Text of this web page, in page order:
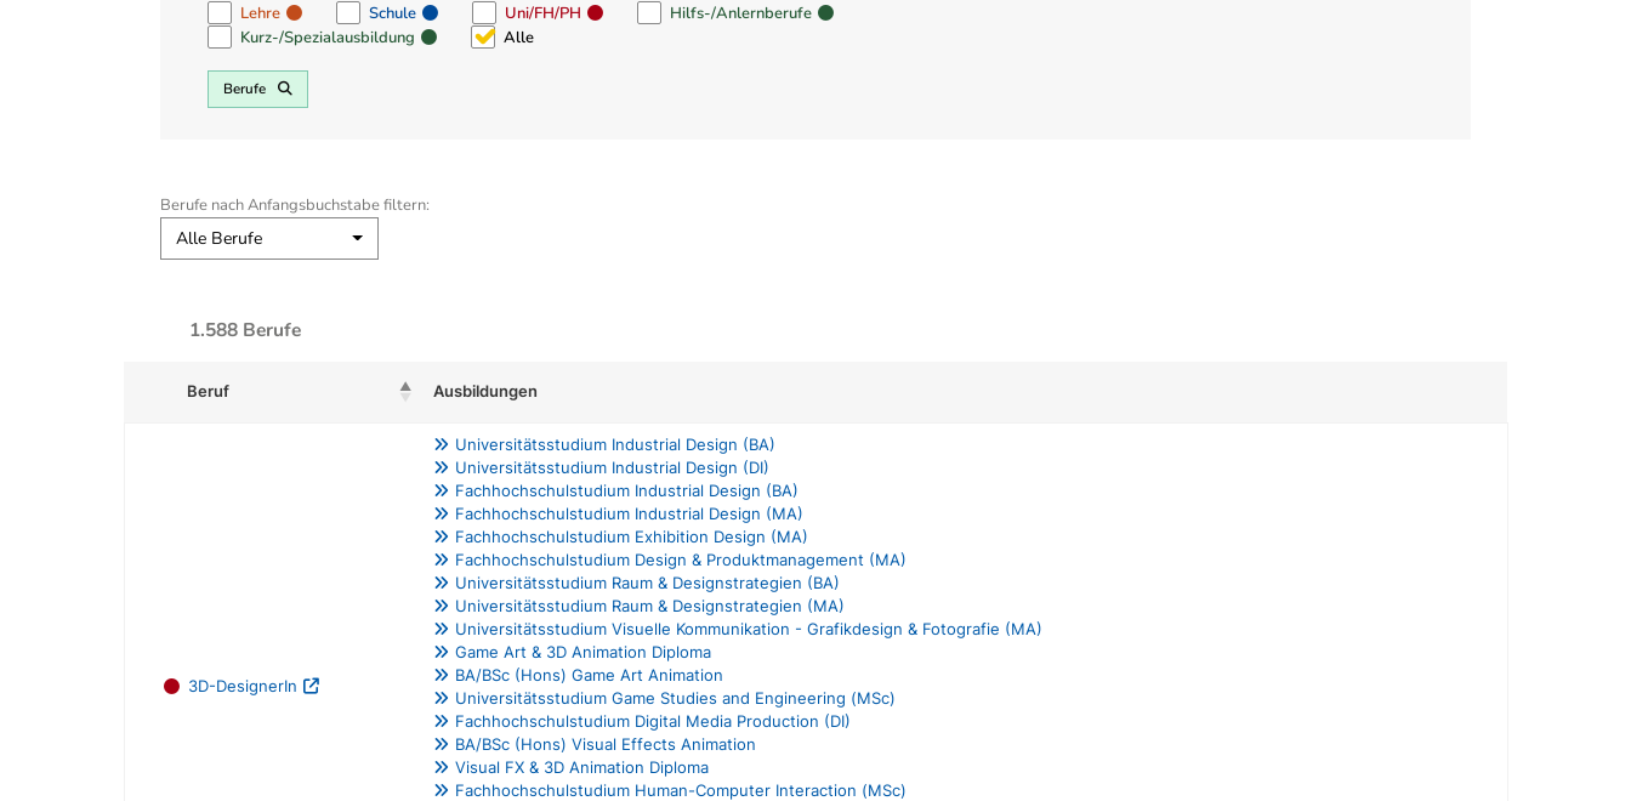
Lehre
Schule Uni/FH/PH
Hilfs-/Anlernberufe
Kurz-/Spezialausbildung
Alle
Berufe
Berufe nach Anfangsbuchstabe filtern:
Alle Berufe
1.588 Berufe
Beruf Ausbildungen
3D-DesignerIn
Universitätsstudium Industrial Design (BA)
Universitätsstudium Industrial Design (DI)
Fachhochschulstudium Industrial Design (BA)
Fachhochschulstudium Industrial Design (MA)
Fachhochschulstudium Exhibition Design (MA)
Fachhochschulstudium Design & Produktmanagement (MA)
Universitätsstudium Raum & Designstrategien (BA)
Universitätsstudium Raum & Designstrategien (MA)
Universitätsstudium Visuelle Kommunikation - Grafikdesign & Fotografie (MA)
Game Art & 3D Animation Diploma
BA/BSc (Hons) Game Art Animation
Universitätsstudium Game Studies and Engineering (MSc)
Fachhochschulstudium Digital Media Production (DI)
BA/BSc (Hons) Visual Effects Animation
Visual FX & 3D Animation Diploma
Fachhochschulstudium Human-Computer Interaction (MSc)